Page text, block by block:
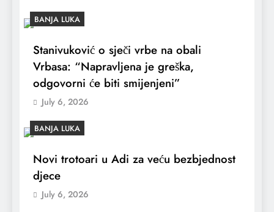
BANJA LUKA
Stanivuković o sječi vrbe na obali
Vrbasa: “Napravljena je greška,
odgovorni će biti smijenjeni”
July 6, 2026
BANJA LUKA
Novi trotoari u Adi za veću bezbjednost
djece
July 6, 2026